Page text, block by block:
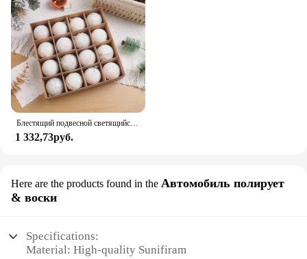
Блестящий подвесной светящийся фотоэлемент 6/8 см, украшение для рождественской елки, подвесной шар
1 332,73руб.
Here are the products found in the Автомобиль полирует
& воски
Specifications:
Material: High-quality Sunifiram